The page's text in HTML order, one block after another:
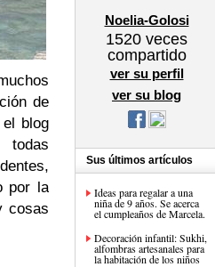
de
blog
por la
cosas
Noelia-Golosi
1520 veces
compartido
ver su perfil
ver su blog
Sus últimos artículos
Ideas para regalar a una
niña de 9 años. Se acerca
el cumpleaños de Marcela.
Decoración infantil: Sukhi,
alfombras artesanales para
la habitación de los niños